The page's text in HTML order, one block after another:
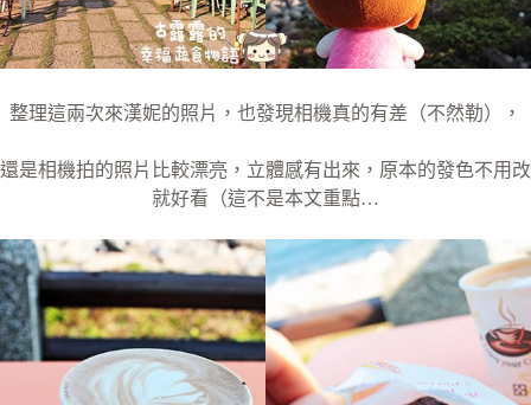
整理這兩次來漢妮的照片，也發現相機真的有差（不然勒），
還是相機拍的照片比較漂亮，立體感有出來，原本的發色不用改
就好看（這不是本文重點…